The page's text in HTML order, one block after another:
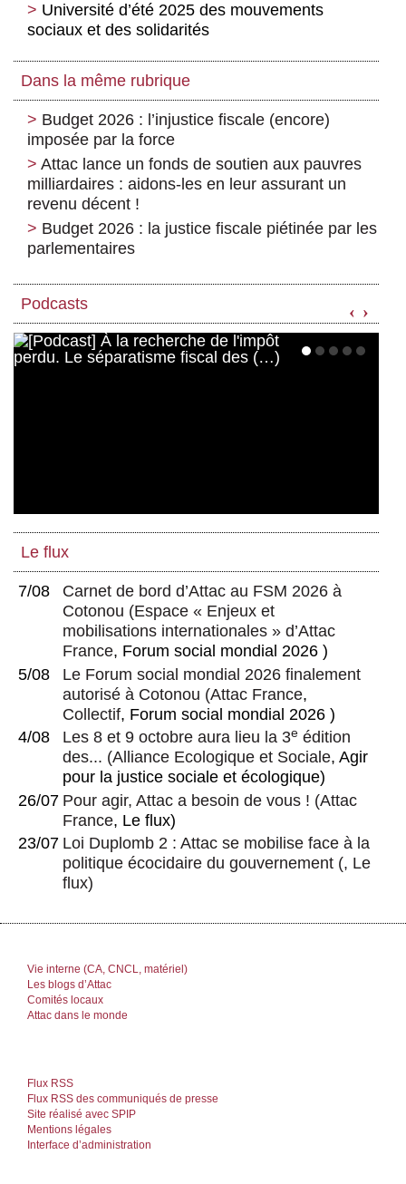
Université d’été 2025 des mouvements
sociaux et des solidarités
Dans la même rubrique
Budget 2026 : l’injustice fiscale (encore)
imposée par la force
Attac lance un fonds de soutien aux pauvres
milliardaires : aidons-les en leur assurant un
revenu décent !
Budget 2026 : la justice fiscale piétinée par les
parlementaires
Podcasts ‹ ›
Le flux
7/08
Carnet de bord d’Attac au FSM 2026 à
Cotonou (Espace « Enjeux et
mobilisations internationales » d’Attac
France, Forum social mondial 2026 )
5/08
Le Forum social mondial 2026 finalement
autorisé à Cotonou (Attac France,
Collectif, Forum social mondial 2026 )
4/08
Les 8 et 9 octobre aura lieu la 3e édition
des... (Alliance Ecologique et Sociale, Agir
pour la justice sociale et écologique)
26/07 Pour agir, Attac a besoin de vous ! (Attac
France, Le flux)
23/07 Loi Duplomb 2 : Attac se mobilise face à la
politique écocidaire du gouvernement (, Le
flux)
Vie interne (CA, CNCL, matériel)
Les blogs d’Attac
Comités locaux
Attac dans le monde
Flux RSS
Flux RSS des communiqués de presse
Site réalisé avec SPIP
Mentions légales
Interface d’administration